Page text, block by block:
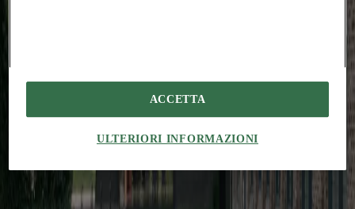
You might also be interested in...
Projects
Augustines Garden: reinventing the urban courtyard
a shared courtyard designed for the everyday lives of its residents
Essays
Reuse, but for whom? The politics of retrofit in Melbourne
Simon
ULTERIORI INFORMAZIONI
ACCETTA